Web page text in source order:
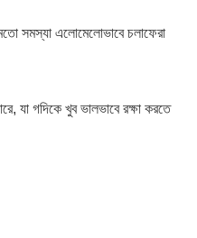
সমস্যা এলোমেলোভাবে চলাফেরা
যা গদিকে খুব ভালভাবে রক্ষা করতে